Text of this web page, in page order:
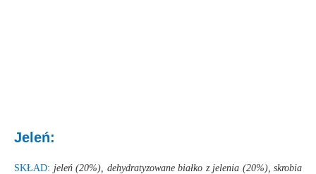
Jeleń:
SKŁAD: jeleń (20%), dehydratyzowane białko z jelenia (20%), skrobia